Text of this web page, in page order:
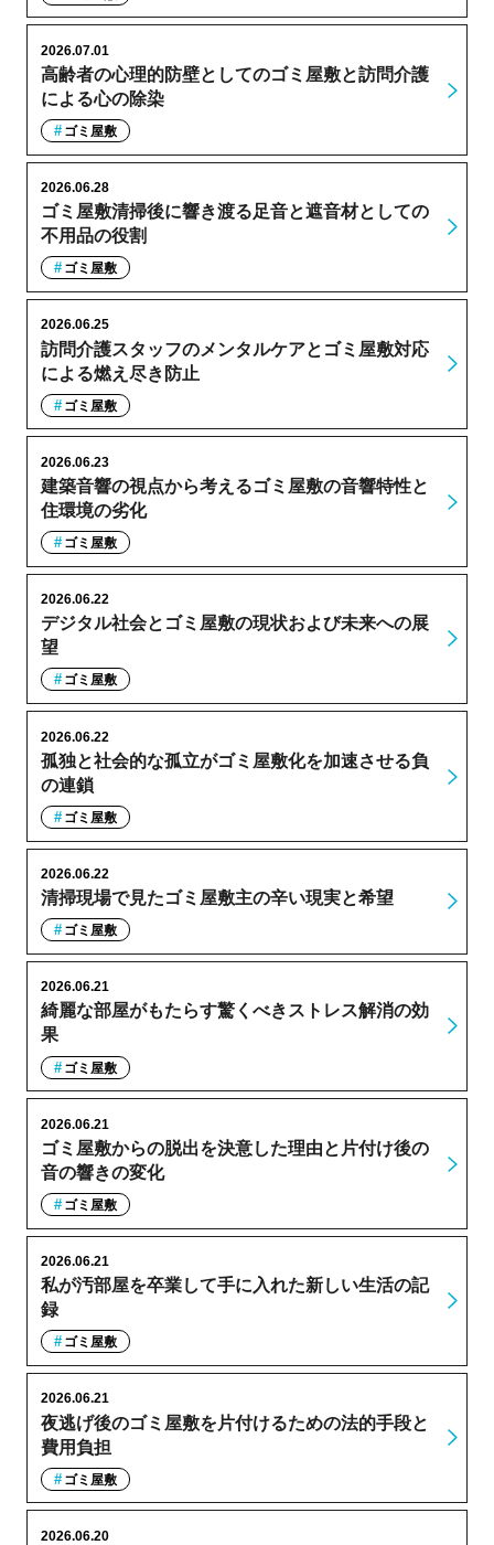
高齢者の心理的防壁としてのゴミ屋敷と訪問介護
による心の除染
2026.07.01
ゴミ屋敷
ゴミ屋敷清掃後に響き渡る足音と遮音材としての
不用品の役割
2026.06.28
ゴミ屋敷
訪問介護スタッフのメンタルケアとゴミ屋敷対応
による燃え尽き防止
2026.06.25
ゴミ屋敷
建築音響の視点から考えるゴミ屋敷の音響特性と
住環境の劣化
2026.06.23
ゴミ屋敷
デジタル社会とゴミ屋敷の現状および未来への展
望
2026.06.22
ゴミ屋敷
孤独と社会的な孤立がゴミ屋敷化を加速させる負
の連鎖
2026.06.22
ゴミ屋敷
清掃現場で見たゴミ屋敷主の辛い現実と希望
2026.06.22
ゴミ屋敷
綺麗な部屋がもたらす驚くべきストレス解消の効
果
2026.06.21
ゴミ屋敷
ゴミ屋敷からの脱出を決意した理由と片付け後の
音の響きの変化
2026.06.21
ゴミ屋敷
私が汚部屋を卒業して手に入れた新しい生活の記
録
2026.06.21
ゴミ屋敷
夜逃げ後のゴミ屋敷を片付けるための法的手段と
費用負担
2026.06.21
ゴミ屋敷
2026.06.20